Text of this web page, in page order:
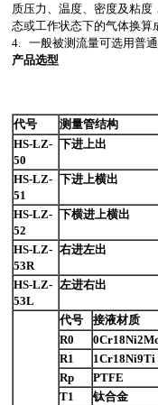
质压力、温度、密度及粘
态或工作状态下的气体换算
4. 一般被测流量可选用普通
产品选型
代号
测量管结构
HS-LZ-
50
下进上出
HS-LZ-
51
下进上横出
HS-LZ-
52
下横进上横出
HS-LZ-
53R
右进左出
HS-LZ-
53L
左进右出
代号
接液材质
R0
R1
1Cr18Ni9Ti
Rp
PTFE
T1
钛合金